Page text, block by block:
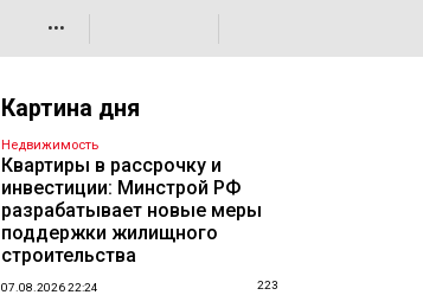
•••
Картина дня
Недвижимость
Квартиры в рассрочку и
инвестиции: Минстрой РФ
разрабатывает новые меры
поддержки жилищного
строительства
07.08.2026 22:24 223